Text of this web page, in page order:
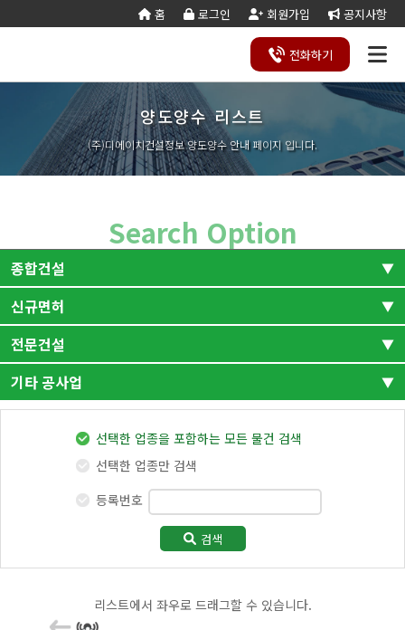
홈 로그인 회원가입 공지사항
전화하기
회사
소개
사업
영역
조직
도 는
길
합
건
설
업
토목건축
공사업
경설비공
사업
조경공사
업
전문건설업
지반조성·포
장공사업
실내건축공
사업
도장·습식·방 조경식재·시
트공사업
비계공사업
상·하수도설 철도·궤도공
철강구조물공수중·준설공
기계설비·가 가스·난방공
금속·창호·지
건축물조립공
기타공
사업
전기공사업 정보통신
공사업
대지조성사
업자
부동산개
발업
업
사업자
전문관리
개인하수처
리시설·
설계시공업
승강기유
지관리업
안전진단전국가유산
지하수개발
업
기계설비
차
기
양도
양수
리스
트
양도
양수
절차
기업
진단
공
제
조
합
실
태
조
사
기
재
사
항
변
경
공
능
력
가
·
합
잔고
증명
법령
서식
국가
계약
법령
관계
서식
건설
업등
록서
식
법시
행규
칙
서식
실질
자본
금
계산
기
세무
계산
기
양도양수 리스트
(주)디에이치건설정보 양도양수 안내 페이지 입니다.
Search Option
종합건설
전체
토목
토목건축
신규면허
전체
신규면허-토목
전문건설
전체
지반조성·포장공사업
토공 / 포장 / 보링 )
실내건축공사업
금속창호·지붕건축물조립공사업
도장·습식·방수·석공사업
조경식재·시설물공사업
기타 공사업
정보통신
대지
문화재
지하수
산림경영
선택한 업종을 포함하는 모든 물건 검색
선택한 업종만 검색
등록번호
검색
리스트에서 좌우로 드래그할 수 있습니다.